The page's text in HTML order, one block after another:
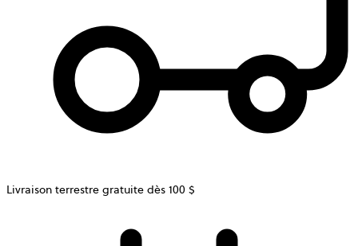
Livraison terrestre gratuite dès 100 $